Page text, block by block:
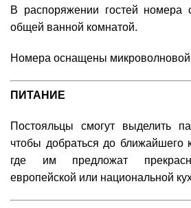
В распоряжении гостей
общей ванной комнатой.
Номера оснащены микроволновой
ПИТАНИЕ
Постояльцы смогут выделить
чтобы добраться до ближайшего
где им предложат
европейской или национальной